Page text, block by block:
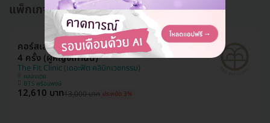
แพ็กเกจอื่นใน กำจัดขนที่ลับ
คอร์สเลเซอร์ Q-Switch ปรับสีผิวบริเวณจุดซ่อนเร้น
4 ครั้ง (ผู้หญิงเท่านั้น)
The Fit Clinic (เดอะฟิต คลินิกเวชกรรม)
คลองเตย
BTS พร้อมพงษ์
12,610 บาท13,000 บาท ประหยัด 3%